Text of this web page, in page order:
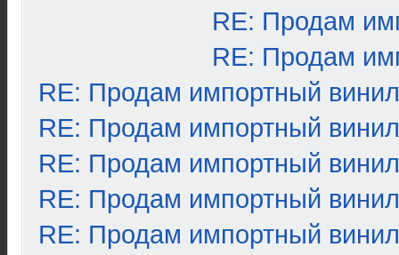
RE: Продам
RE: Продам
RE: Продам импортный винил
RE: Продам импортный винил
RE: Продам импортный винил
RE: Продам импортный винил
RE: Продам импортный винил